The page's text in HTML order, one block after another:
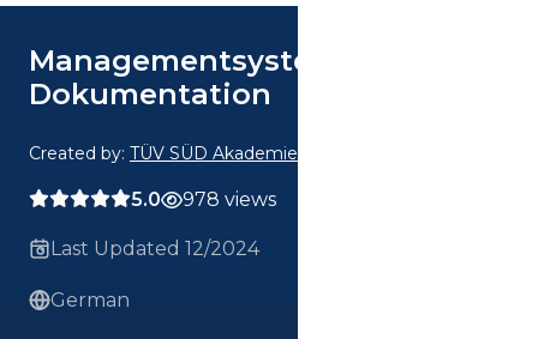
Managementsysteme und
Dokumentation
Created by: TÜV SÜD Akademie
5.0 978 views
Last Updated 12/2024
German